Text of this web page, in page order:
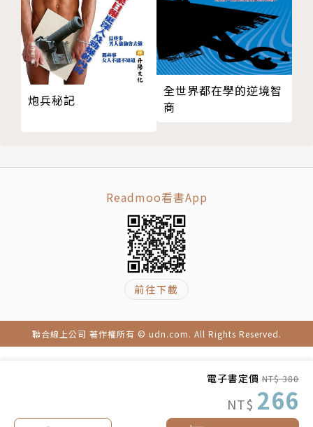
電子書定價 NT$ 380
NT$ 266
願你保有愛人的能力和熱情，對愛抱持希望和期待，
在遇到讓你再次心動的人時，仍有去愛的勇氣。
【媒體推薦】
愛情沒有上上籤，也從來都不保甜。如果因為怕傷害就
拒絕愛，那人生未免有太多遺憾；但如果為了愛而弄丟
戀情都是「不放心，不開心，不甘心」；滿腦子都是
「難道是？為什麼？憑什麼？」那麼你一定要讀沈一只
它是單身必看的情感避坑指南，也是戀愛必讀的愛情解
惑指南。讀完這本書，沒遇到真愛的人會收穫單身的底
氣，愛得很辛苦的人會收穫愛下去的決心，愛得不甘心
的人會收穫放手的勇氣。
激情，而是意味著拒絕誘惑，停止糾纏，放棄混亂，變
得堅定、真誠、灑脫——在這路遙馬急的人間，做個為
33 未成定局的事，就不要弄得人盡皆知了
34 不是所有的感情一定有結果，但一定有意義
35 懂事太累，成本太貴
CHAPTER 04 愛你總有辦法，不愛都是理由
36 他不是不想談戀愛，只是不想和你談戀愛
37 愛你總有辦法，不愛都是理由
40 不是沒你不行，而是有你更好
42 有人選擇歇斯底里，有人選擇沉默不語
43 他不會因為你委曲求全就加倍珍惜
44 愛你的人生怕給得不夠，不愛的人總嫌你要求太多
45 一張愛你的嘴，一百個不愛你的細節
46 愛應該是寵愛，是偏愛，是首選，是例外
CHAPTER 05 愛自己，是終身浪漫的開始
47 願你成為自己的太陽，無須憑藉誰的光芒
48 就算全世界都不喜歡你，你也是唯一的你
50 沒有回音的山谷，不值得縱身一躍
52 我曾對你心動過，但是趕路要緊
炮兵秘記
全世界都在學的逆境智
商
Readmoo看書App
前往下載
聯合線上公司 著作權所有 © udn.com. All Rights Reserved.